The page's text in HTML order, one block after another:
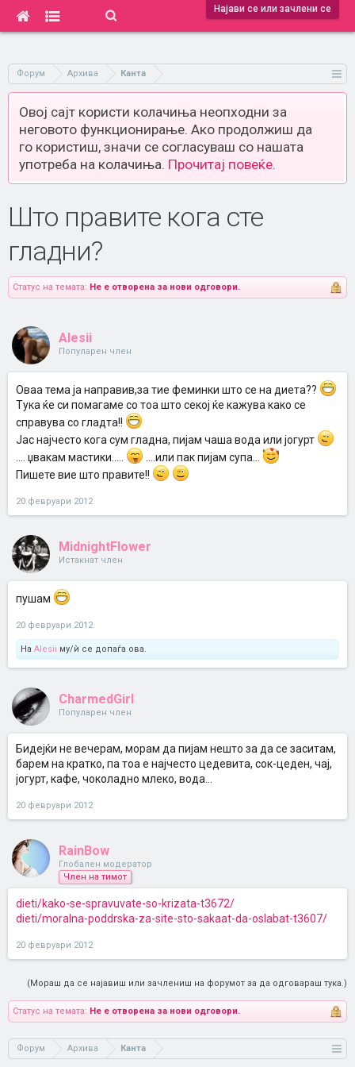
Најави се или зачлени се
Форум Архива Канта
Овој сајт користи колачиња неопходни за
неговото функционирање. Ако продолжиш да
го користиш, значи се согласуваш со нашата
употреба на колачиња. Прочитај повеќе.
Што правите кога сте
гладни?
Статус на темата: Не е отворена за нови одговори.
Alesii
Популарен член
Oваа тема ја направив,за тие феминки што се на диета??
Tука ќе си помагаме со тоа што секој ќе кажува како се
справува со гладта!!
Jас најчесто кога сум гладна, пијам чаша вода или јогурт
.... џвакам мастики.....
....или пак пијам супа...
Пишете вие што правите!!
20 февруари 2012
MidnightFlower
Истакнат член
пушам
20 февруари 2012
На Alesii му/ѝ се допаѓа ова.
CharmedGirl
Популарен член
Бидејќи не вечерам, морам да пијам нешто за да се заситам,
барем на кратко, па тоа е најчесто цедевита, сок-цеден, чај,
јогурт, кафе, чоколадно млеко, вода...
20 февруари 2012
RainBow
Глобален модератор
Член на тимот
dieti/kako-se-spravuvate-so-krizata-t3672/
dieti/moralna-poddrska-za-site-sto-sakaat-da-oslabat-t3607/
20 февруари 2012
(Мораш да се најавиш или зачлениш на форумот за да одговараш тука.)
Статус на темата: Не е отворена за нови одговори.
Форум Архива Канта